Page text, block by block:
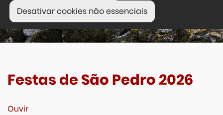
Desativar cookies não essenciais
Festas de São Pedro 2026
Ouvir